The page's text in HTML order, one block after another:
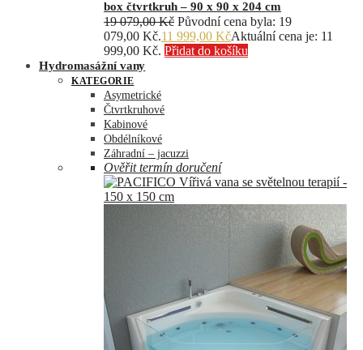
box čtvrtkruh – 90 x 90 x 204 cm
19 079,00Kč Původní cena byla: 19
079,00 Kč.11 999,00 KčAktuální cena je: 11
999,00 Kč. Přidat do košíku
Hydromasážní vany
KATEGORIE
Asymetrické
Čtvrtkruhové
Kabinové
Obdélníkové
Záhradní – jacuzzi
Ověřit termín doručení